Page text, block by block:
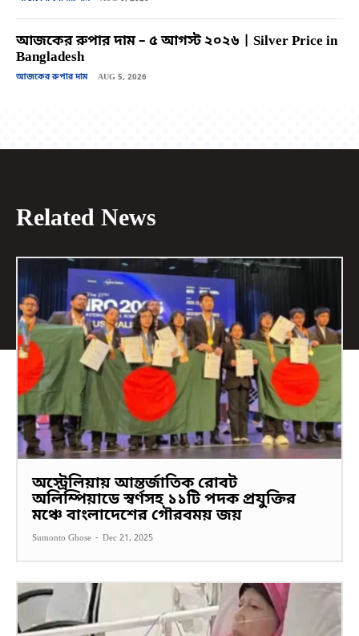
আজকের রুপার দাম – ৫ আগস্ট ২০২৬ | Silver Price in
Bangladesh
আজকের রুপার দাম AUG 5, 2026
Related News
অস্ট্রেলিয়ায় আন্তর্জাতিক রোবট
অলিম্পিয়াডে স্বর্ণসহ ১১টি পদক প্রযুক্তির
মঞ্চে বাংলাদেশের গৌরবময় জয়
Sumonto Ghose - Dec 21, 2025